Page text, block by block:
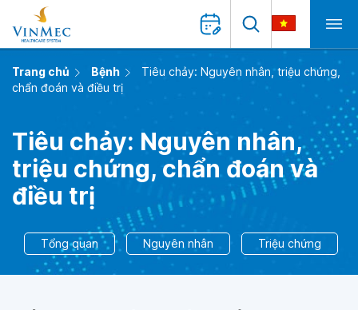
Trang chủ Bệnh
Tiêu chảy: Nguyên nhân, triệu chứng,
chẩn đoán và điều trị
Tiêu chảy: Nguyên nhân,
triệu chứng, chẩn đoán và
điều trị
Tổng quan Nguyên nhân Triệu chứng